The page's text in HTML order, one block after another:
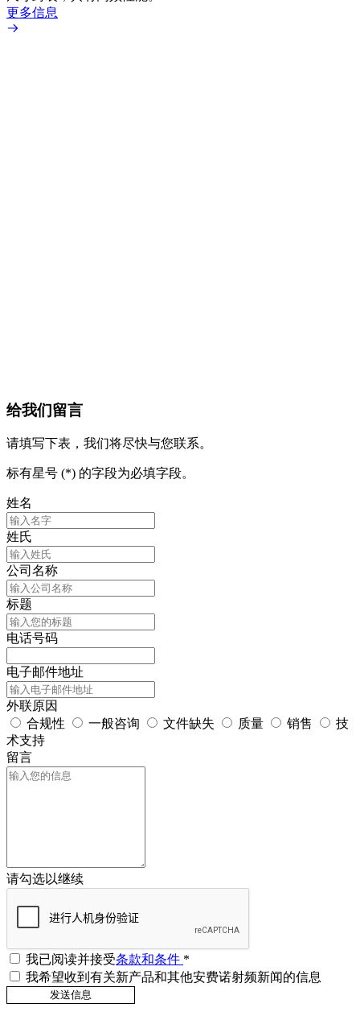
更多信息
给我们留言
请填写下表，我们将尽快与您联系。
标有星号 (*) 的字段为必填字段。
姓名
姓氏
公司名称
标题
电话号码
电子邮件地址
外联原因
合规性
一般咨询 文件缺失 质量 销售
技
术支持
留言
请勾选以继续
我已阅读并接受条款和条件 *
我希望收到有关新产品和其他安费诺射频新闻的信息